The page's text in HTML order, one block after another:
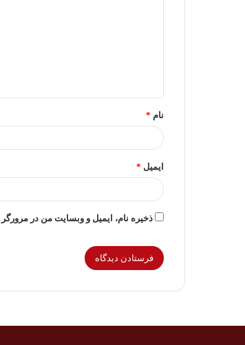
*
نام *
ایمیل *
ذخیره نام، ایمیل و وبسایت من در